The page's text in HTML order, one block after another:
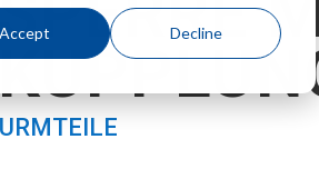
Accept Decline